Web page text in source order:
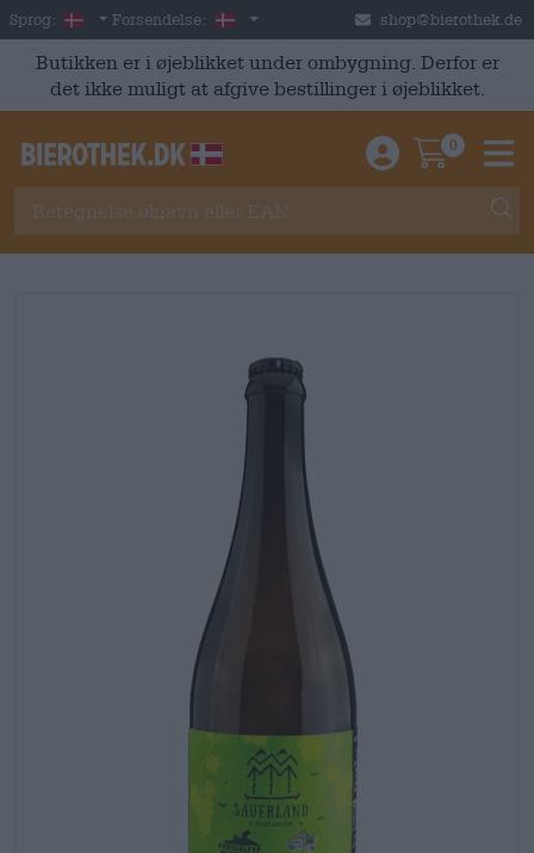
Skip to main content
Sprog: Danish
Forsendelse: Danmark shop@bierothek.de
Butikken er i øjeblikket under ombygning. Derfor er
det ikke muligt at afgive bestillinger i øjeblikket.
Einloggen /
0